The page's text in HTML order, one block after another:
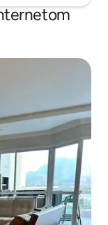
gosti”